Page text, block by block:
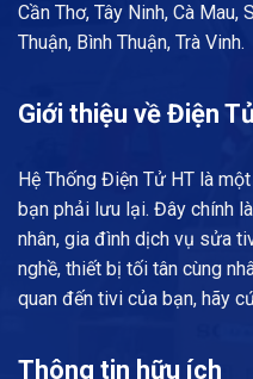
Cần Thơ, Tây Ninh, Cà Mau,
Thuận, Bình Thuận, Trà Vinh.
Giới thiệu về Điện
Hệ Thống Điện Tử HT là
bạn phải lưu lại. Đây chính
nhân, gia đình dịch vụ sửa
nghề, thiết bị tối tân cùng
quan đến tivi của bạn, hãy
Thông tin hữu ích